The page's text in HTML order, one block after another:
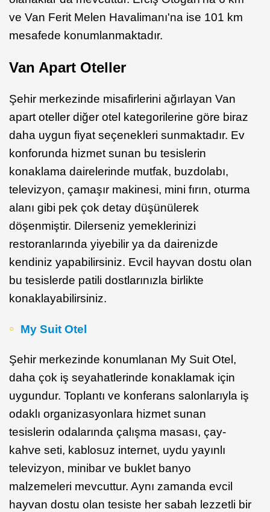
ve Van Ferit Melen Havalimanı'na ise 101 km
mesafede konumlanmaktadır.
Van Apart Oteller
Şehir merkezinde misafirlerini ağırlayan Van
apart oteller diğer otel kategorilerine göre biraz
daha uygun fiyat seçenekleri sunmaktadır. Ev
konforunda hizmet sunan bu tesislerin
konaklama dairelerinde mutfak, buzdolabı,
televizyon, çamaşır makinesi, mini fırın, oturma
alanı gibi pek çok detay düşünülerek
döşenmiştir. Dilerseniz yemeklerinizi
restoranlarında yiyebilir ya da dairenizde
kendiniz yapabilirsiniz. Evcil hayvan dostu olan
bu tesislerde patili dostlarınızla birlikte
konaklayabilirsiniz.
My Suit Otel
Şehir merkezinde konumlanan My Suit Otel,
daha çok iş seyahatlerinde konaklamak için
uygundur. Toplantı ve konferans salonlarıyla iş
odaklı organizasyonlara hizmet sunan
tesislerin odalarında çalışma masası, çay-
kahve seti, kablosuz internet, uydu yayınlı
televizyon, minibar ve buklet banyo
malzemeleri mevcuttur. Aynı zamanda evcil
hayvan dostu olan tesiste her sabah lezzetli bir